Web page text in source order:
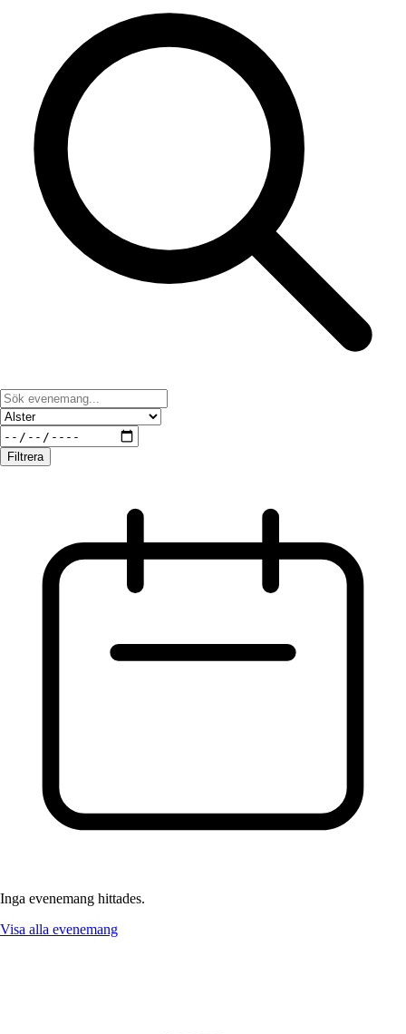
Filtrera
Inga evenemang hittades.
Visa alla evenemang